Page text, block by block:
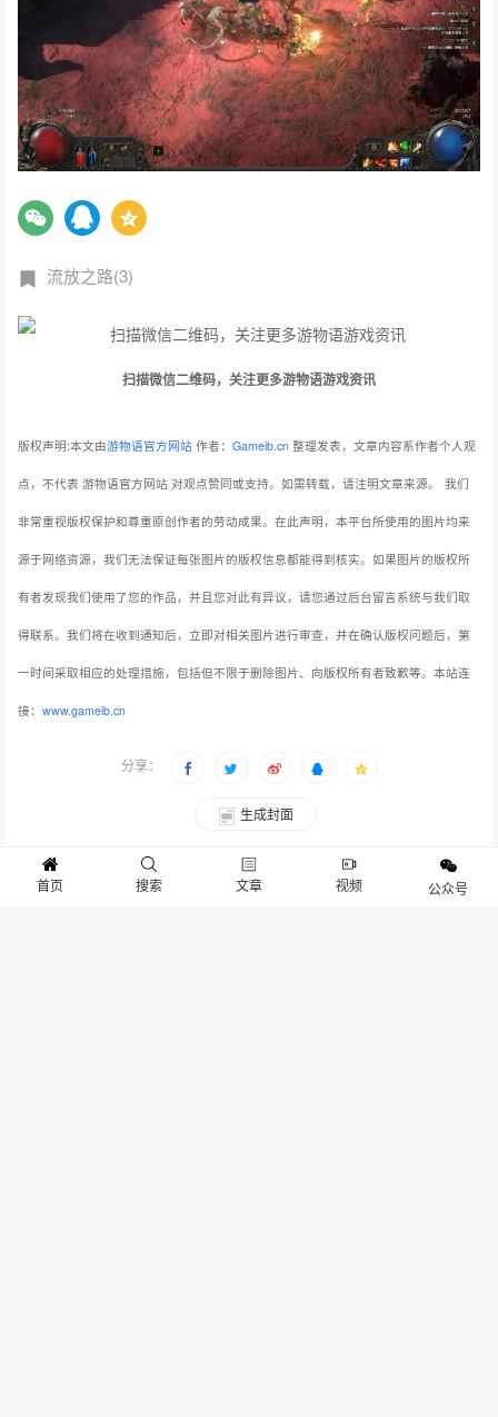
流放之路(3)
扫描微信二维码，关注更多游物语游戏资讯
版权声明:本文由游物语官方网站 作者：Gameib.cn 整理发表，文章内容系作者个人观
点，不代表 游物语官方网站 对观点赞同或支持。如需转载，请注明文章来源。 我们
非常重视版权保护和尊重原创作者的劳动成果。在此声明，本平台所使用的图片均来
源于网络资源，我们无法保证每张图片的版权信息都能得到核实。如果图片的版权所
有者发现我们使用了您的作品，并且您对此有异议，请您通过后台留言系统与我们取
得联系。我们将在收到通知后，立即对相关图片进行审查，并在确认版权问题后，第
一时间采取相应的处理措施，包括但不限于删除图片、向版权所有者致歉等。本站连
接：www.gameib.cn
分享：
生成封面
赞
首页 搜索 文章 视频 公众号